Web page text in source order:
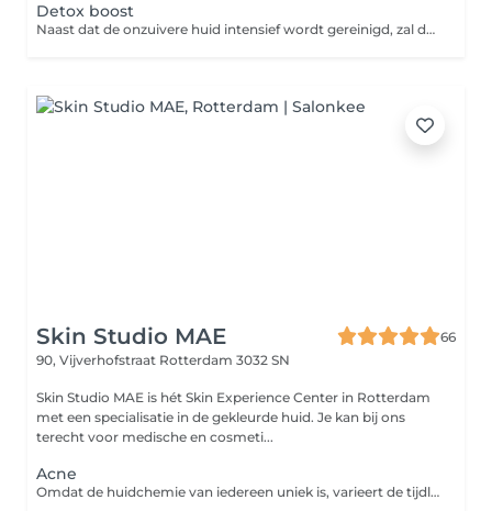
Detox boost
Naast dat de onzuivere huid intensief wordt gereinigd, zal de werking van de Detox peel de huid extra diep zuiveren en ontdoen van onnodige gifstoffen. De huid krijgt hierdoor een frisser uiterlijk.
Skin Studio MAE
66
90, Vijverhofstraat Rotterdam 3032 SN
Skin Studio MAE is hét Skin Experience Center in Rotterdam
met een specialisatie in de gekleurde huid. Je kan bij ons
terecht voor medische en cosmeti...
Acne
Omdat de huidchemie van iedereen uniek is, varieert de tijdlijn voor het verbeteren van acne sterk, van enkele maanden tot een jaar. Het duurt ongeveer 3 maanden voordat acne zijn volledige cyclus heeft doorlopen. Daarom raden wij aan om je minimaal 90 dagen in te zetten om onderliggende verstoppingen de kans te geven naar de oppervlakte te komen. Daarnaast adviseren wij om een intolerantie- en/of darmtest te doen om van binnenuit te kijken waar er mogelijk disbalans aanwezig is. Deze aanpak helpt ons om de oorzaak van acne beter te begrijpen en de behandelingen effectiever af te stemmen op jouw behoeften.